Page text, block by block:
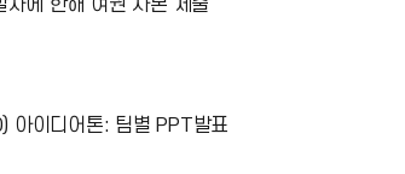
에 한해 여권 사본 제출
이디어톤: 팀별 PPT발표